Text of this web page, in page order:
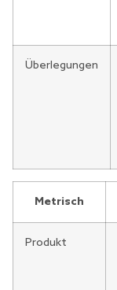
Überlegungen
Metrisch
Produkt